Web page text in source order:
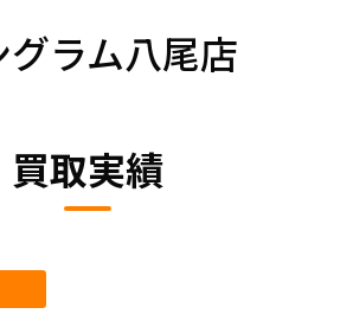
グラム八尾店
買取実績